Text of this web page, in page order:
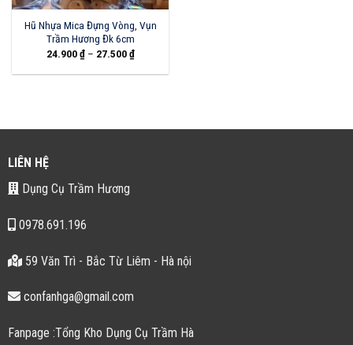
Hũ Nhựa Mica Đựng Vòng, Vụn
Trầm Hương Đk 6cm
24.900₫– 27.500₫
LIÊN HỆ
Dụng Cụ Trầm Hương
0978.691.196
59 Văn Trì - Bắc Từ Liêm - Hà nội
confanhga@gmail.com
Fanpage :Tổng Kho Dụng Cụ Trầm Hà